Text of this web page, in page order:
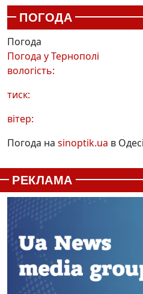
ПОГОДА
Погода
Погода уТернополі
вологість:
тиск:
вітер:
Погода на sinoptik.ua в Одесі
РЕКЛАМА